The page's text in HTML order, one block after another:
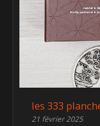
les 333
21 février 2025